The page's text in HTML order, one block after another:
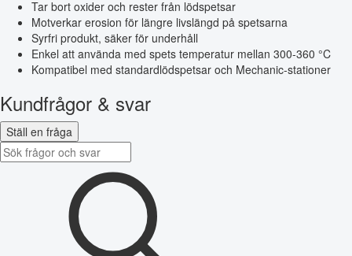
Tar bort oxider och rester från lödspetsar
Motverkar erosion för längre livslängd på spetsarna
Syrfri produkt, säker för underhåll
Enkel att använda med spets temperatur mellan 300-360 °C
Kompatibel med standardlödspetsar och Mechanic-stationer
Kundfrågor & svar
Ställ en fråga